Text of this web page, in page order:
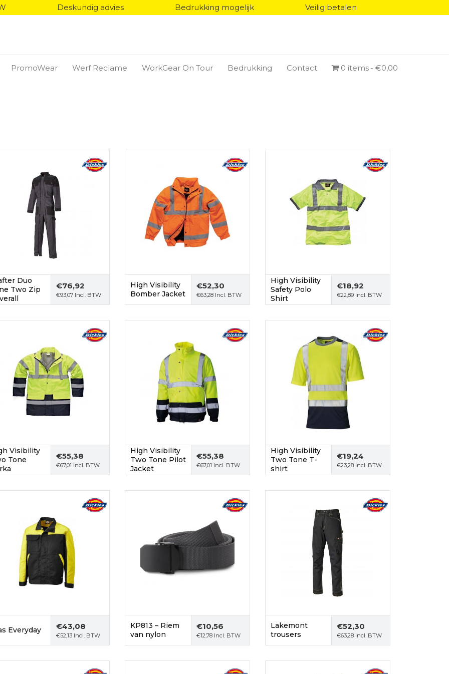
Deskundig advies Bedrukking mogelijk Veilig betalen
PromoWear Werf Reclame WorkGear On Tour Bedrukking Contact 0 items
€0,00
Duo
Two Zip
€76,92
€93,07Incl. BTW
High Visibility
Bomber Jacket
€52,30
€63,28Incl. BTW
High Visibility
Safety Polo
Shirt
€18,92
€22,89Incl. BTW
Visibility
Tone
€55,38
€67,01 Incl. BTW
High Visibility
Two Tone Pilot
Jacket
€55,38
€67,01 Incl. BTW
High Visibility
Two Tone T-
shirt
€19,24
€23,28Incl. BTW
Everyday €43,08
€52,13Incl. BTW
KP813 – Riem
van nylon
€10,56
€12,78Incl. BTW
Lakemont
trousers
€52,30
€63,28Incl. BTW